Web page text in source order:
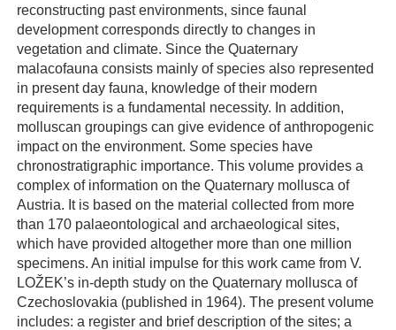
reconstructing past environments, since faunal
development corresponds directly to changes in
vegetation and climate. Since the Quaternary
malacofauna consists mainly of species also represented
in present day fauna, knowledge of their modern
requirements is a fundamental necessity. In addition,
molluscan groupings can give evidence of anthropogenic
impact on the environment. Some species have
chronostratigraphic importance. This volume provides a
complex of information on the Quaternary mollusca of
Austria. It is based on the material collected from more
than 170 palaeontological and archaeological sites,
which have provided altogether more than one million
specimens. An initial impulse for this work came from V.
LOŽEK’s in-depth study on the Quaternary mollusca of
Czechoslovakia (published in 1964). The present volume
includes: a register and brief description of the sites; a